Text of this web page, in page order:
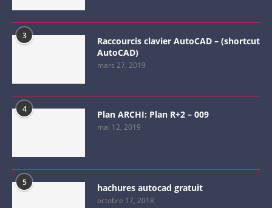
3
Raccourcis clavier AutoCAD – (shortcut
AutoCAD)
mars 27, 2019
4 Plan ARCHI: Plan R+2 – 009
mai 12, 2019
5 hachures autocad gratuit
octobre 17, 2018